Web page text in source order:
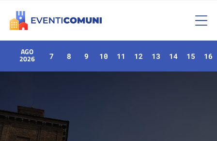
AGO
2026 7 8 9 10 11 12 13 14 15 16